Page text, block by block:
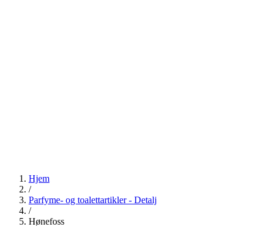
Hjem
/
Parfyme- og toalettartikler - Detalj
/
Hønefoss